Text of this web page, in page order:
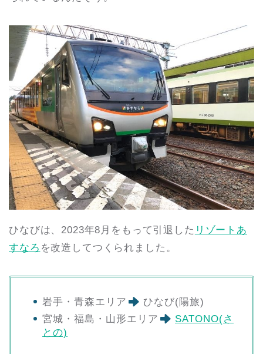
ひなびは、2023年8月をもって引退した リゾートあ
すなろ を改造してつくられました。
岩手・青森エリア
ひなび(陽旅)
宮城・福島・山形エリア
SATONO(さ
との)